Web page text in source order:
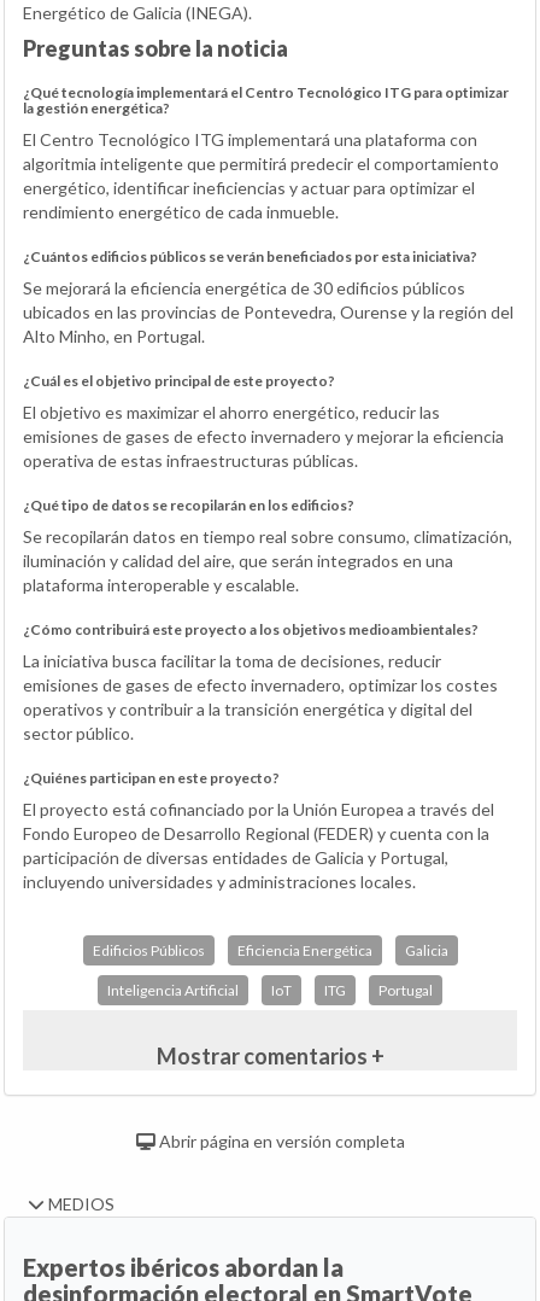
Energético de Galicia (INEGA).
Preguntas sobre la noticia
¿Qué tecnología implementará el Centro Tecnológico ITG para optimizar
la gestión energética?
El Centro Tecnológico ITG implementará una plataforma con
algoritmia inteligente que permitirá predecir el comportamiento
energético, identificar ineficiencias y actuar para optimizar el
rendimiento energético de cada inmueble.
¿Cuántos edificios públicos se verán beneficiados por esta iniciativa?
Se mejorará la eficiencia energética de 30 edificios públicos
ubicados en las provincias de Pontevedra, Ourense y la región del
Alto Minho, en Portugal.
¿Cuál es el objetivo principal de este proyecto?
El objetivo es maximizar el ahorro energético, reducir las
emisiones de gases de efecto invernadero y mejorar la eficiencia
operativa de estas infraestructuras públicas.
¿Qué tipo de datos se recopilarán en los edificios?
Se recopilarán datos en tiempo real sobre consumo, climatización,
iluminación y calidad del aire, que serán integrados en una
plataforma interoperable y escalable.
¿Cómo contribuirá este proyecto a los objetivos medioambientales?
La iniciativa busca facilitar la toma de decisiones, reducir
emisiones de gases de efecto invernadero, optimizar los costes
operativos y contribuir a la transición energética y digital del
sector público.
¿Quiénes participan en este proyecto?
El proyecto está cofinanciado por la Unión Europea a través del
Fondo Europeo de Desarrollo Regional (FEDER) y cuenta con la
participación de diversas entidades de Galicia y Portugal,
incluyendo universidades y administraciones locales.
Edificios Públicos Eficiencia Energética Galicia
Inteligencia Artificial IoT ITG Portugal
Mostrar comentarios +
Abrir página en versión completa
MEDIOS
Expertos ibéricos abordan la
desinformación electoral en SmartVote